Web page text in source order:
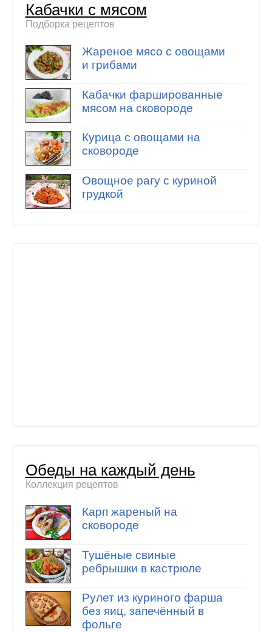
Кабачки с мясом
Подборка рецептов
Жареное мясо с овощами
и грибами
Кабачки фаршированные
мясом на сковороде
Курица с овощами на
сковороде
Овощное рагу с куриной
грудкой
Обеды на каждый день
Коллекция рецептов
Карп жареный на
сковороде
Тушёные свиные
ребрышки в кастрюле
Рулет из куриного фарша
без яиц, запечённый в
фольге